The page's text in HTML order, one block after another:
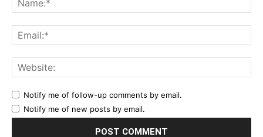
Notify me of follow-up comments by email.
Notify me of new posts by email.